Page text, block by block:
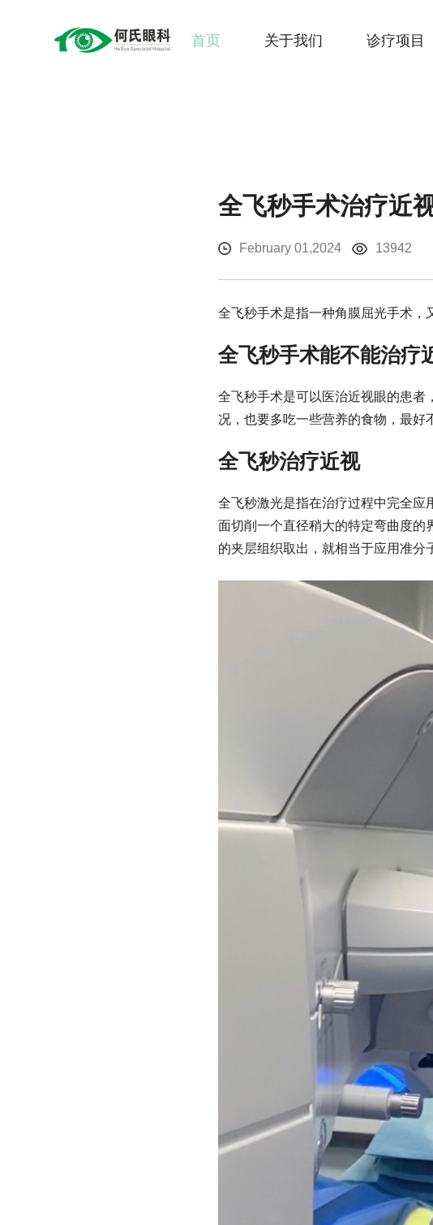
首页 关于我们 诊疗项目
全飞秒手术治疗近
February 01,2024 13942
全飞秒手术是指一种角膜屈光手术，
全飞秒手术能不能治疗
全飞秒手术是可以医治近视眼的患者
况，也要多吃一些营养的食物，最好
全飞秒治疗近视
全飞秒激光是指在治疗过程中完全应
面切削一个直径稍大的特定弯曲度的
的夹层组织取出，就相当于应用准分